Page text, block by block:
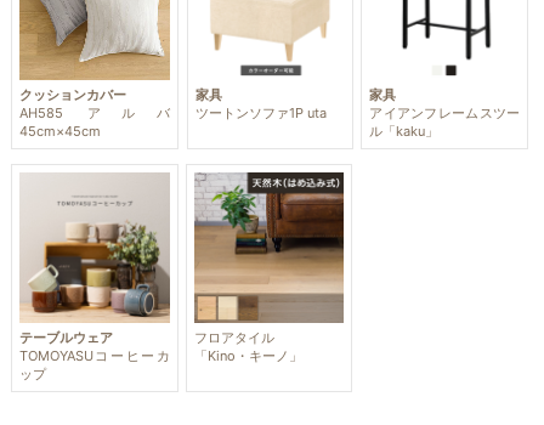
クッションカバー
AH585 アルバ
45cm×45cm
家具
ツートンソファ1P uta
家具
アイアンフレームスツー
ル「kaku」
テーブルウェア
TOMOYASUコーヒーカ
ップ
フロアタイル
「Kino・キーノ」